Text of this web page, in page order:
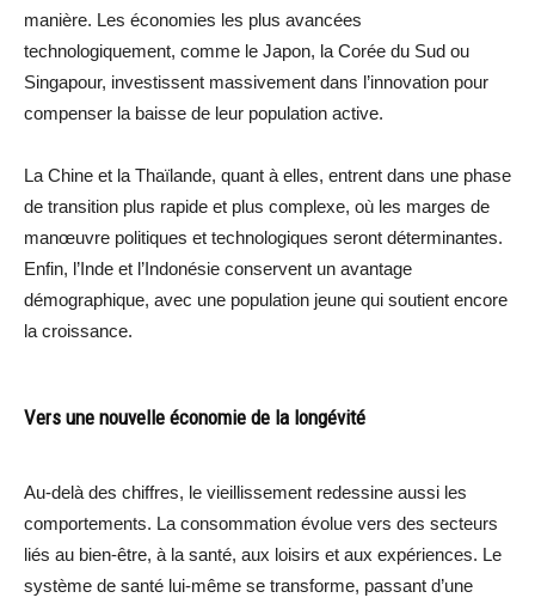
manière. Les économies les plus avancées
technologiquement, comme le Japon, la Corée du Sud ou
Singapour, investissent massivement dans l’innovation pour
compenser la baisse de leur population active.
La Chine et la Thaïlande, quant à elles, entrent dans une phase
de transition plus rapide et plus complexe, où les marges de
manœuvre politiques et technologiques seront déterminantes.
Enfin, l’Inde et l’Indonésie conservent un avantage
démographique, avec une population jeune qui soutient encore
la croissance.
Vers une nouvelle économie de la longévité
Au-delà des chiffres, le vieillissement redessine aussi les
comportements. La consommation évolue vers des secteurs
liés au bien-être, à la santé, aux loisirs et aux expériences. Le
système de santé lui-même se transforme, passant d’une